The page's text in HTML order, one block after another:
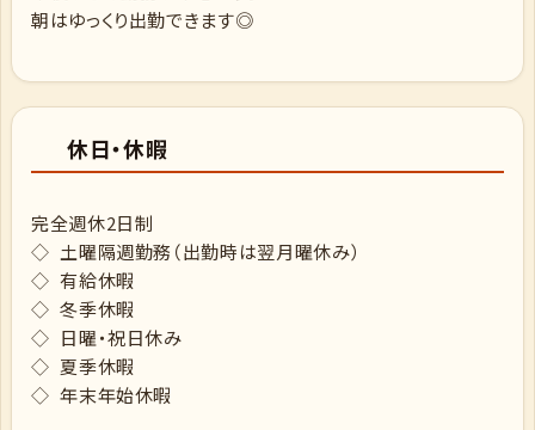
朝はゆっくり出勤できます◎
休日・休暇
完全週休2日制
◇ 土曜隔週勤務（出勤時は翌月曜休み）
◇ 有給休暇
◇ 冬季休暇
◇ 日曜・祝日休み
◇ 夏季休暇
◇ 年末年始休暇